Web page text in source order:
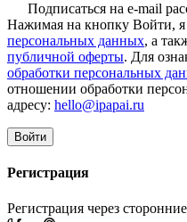
Подписаться на e-mail
Нажимая на кнопку Войти,
персональных данных, а
публичной оферты. Для
обработки персональных
отношении обработки
адресу: hello@ipapai.ru
Войти
Регистрация
Регистрация через